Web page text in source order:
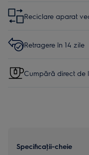
Reciclare aparat
Retragere în 14 zile
Cumpără direct de
Specificaţii-cheie